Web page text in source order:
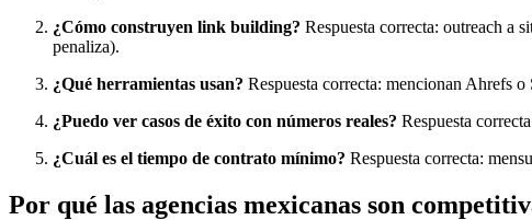
¿Cómo construyen link building? Respuesta correcta: outreach a
penaliza).
¿Qué herramientas usan? Respuesta correcta: mencionan Ahrefs
¿Puedo ver casos de éxito con números reales? Respuesta
¿Cuál es el tiempo de contrato mínimo? Respuesta correcta:
Por qué las agencias mexicanas son